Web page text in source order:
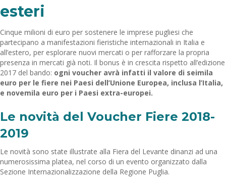
esteri
Cinque milioni di euro per sostenere le imprese pugliesi che
partecipano a manifestazioni fieristiche internazionali in Italia e
all’estero, per esplorare nuovi mercati o per rafforzare la propria
presenza in mercati già noti. Il bonus è in crescita rispetto all’edizione
2017 del bando: ogni voucher avrà infatti il valore di seimila
euro per le fiere nei Paesi dell’Unione Europea, inclusa l’Italia,
e novemila euro per i Paesi extra-europei.
Le novità del Voucher Fiere 2018-
2019
Le novità sono state illustrate alla Fiera del Levante dinanzi ad una
numerosissima platea, nel corso di un evento organizzato dalla
Sezione Internazionalizzazione della Regione Puglia.